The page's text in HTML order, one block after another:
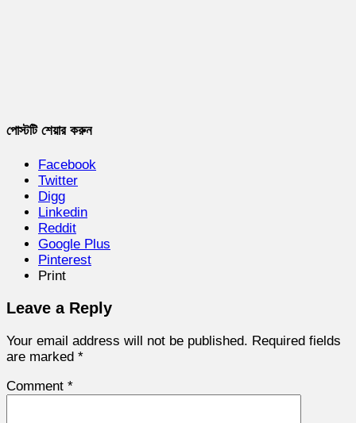
পোস্টটি শেয়ার করুন
Facebook
Twitter
Digg
Linkedin
Reddit
Google Plus
Pinterest
Print
Leave a Reply
Your email address will not be published. Required fields
are marked *
Comment *